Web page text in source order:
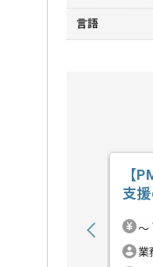
言語
【
支
〜
業